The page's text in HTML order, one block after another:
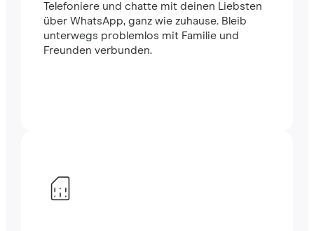
Telefoniere und chatte mit deinen Liebsten
über WhatsApp, ganz wie zuhause. Bleib
unterwegs problemlos mit Familie und
Freunden verbunden.